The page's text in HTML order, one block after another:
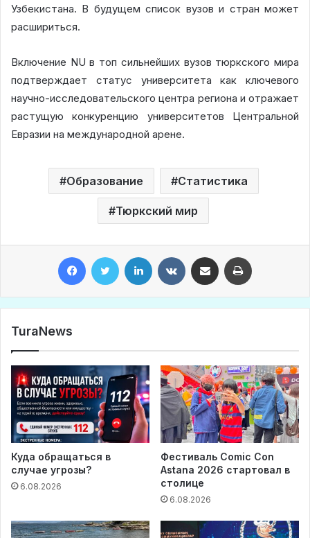
Узбекистана. В будущем список вузов и стран может
расшириться.
Включение NU в топ сильнейших вузов тюркского мира
подтверждает статус университета как ключевого
научно-исследовательского центра региона и отражает
растущую конкуренцию университетов Центральной
Евразии на международной арене.
Образование Статистика
Тюркский мир
TuraNews
Куда обращаться в
случае угрозы?
6.08.2026
Фестиваль Comic Con
Astana 2026 стартовал в
столице
6.08.2026